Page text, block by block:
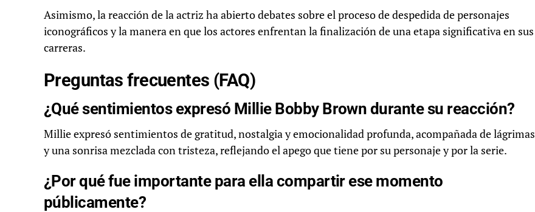
Asimismo, la reacción de la actriz ha abierto debates sobre el proceso de despedida de personajes
iconográficos y la manera en que los actores enfrentan la finalización de una etapa significativa en sus
carreras.
Preguntas frecuentes (FAQ)
¿Qué sentimientos expresó Millie Bobby Brown durante su reacción?
Millie expresó sentimientos de gratitud, nostalgia y emocionalidad profunda, acompañada de lágrimas
y una sonrisa mezclada con tristeza, reflejando el apego que tiene por su personaje y por la serie.
¿Por qué fue importante para ella compartir ese momento
públicamente?